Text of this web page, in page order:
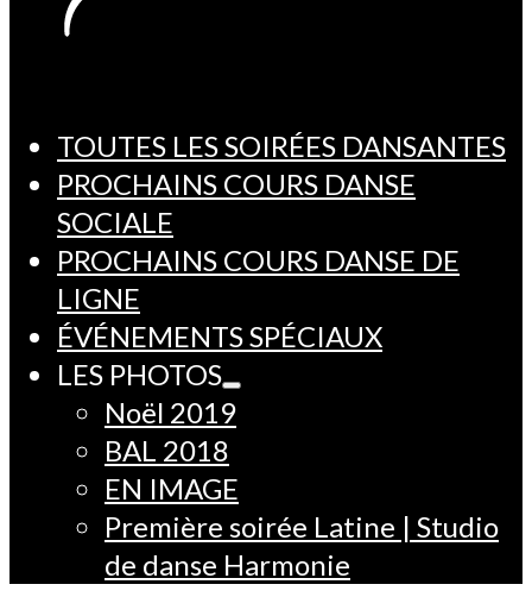
TOUTES LES SOIRÉES DANSANTES
PROCHAINS COURS DANSE
SOCIALE
PROCHAINS COURS DANSE DE
LIGNE
ÉVÉNEMENTS SPÉCIAUX
LES PHOTOS
Noël 2019
BAL 2018
EN IMAGE
Première soirée Latine | Studio
de danse Harmonie